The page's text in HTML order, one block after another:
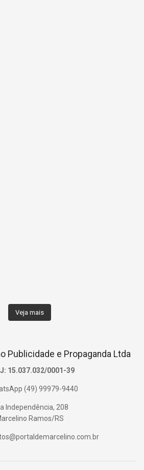
Veja mais
Publicidade e Propaganda Ltda
15.037.032/0001-39
(49) 99979-9440
Independência, 208
Ramos/RS